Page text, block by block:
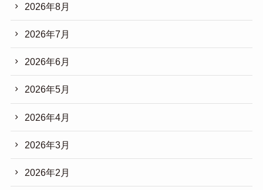
2026年8月
2026年7月
2026年6月
2026年5月
2026年4月
2026年3月
2026年2月